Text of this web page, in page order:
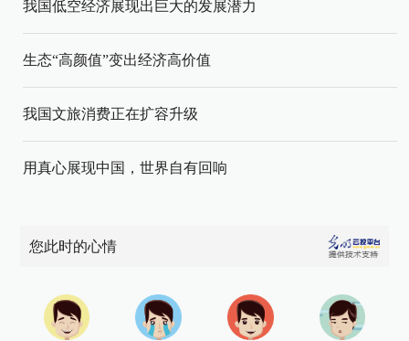
我国低空经济展现出巨大的发展潜力
生态“高颜值”变出经济高价值
我国文旅消费正在扩容升级
用真心展现中国，世界自有回响
您此时的心情